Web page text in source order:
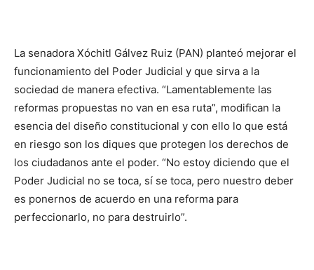
La senadora Xóchitl Gálvez Ruiz (PAN) planteó mejorar el
funcionamiento del Poder Judicial y que sirva a la
sociedad de manera efectiva. “Lamentablemente las
reformas propuestas no van en esa ruta”, modifican la
esencia del diseño constitucional y con ello lo que está
en riesgo son los diques que protegen los derechos de
los ciudadanos ante el poder. “No estoy diciendo que el
Poder Judicial no se toca, sí se toca, pero nuestro deber
es ponernos de acuerdo en una reforma para
perfeccionarlo, no para destruirlo”.